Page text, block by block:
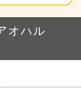
オハル